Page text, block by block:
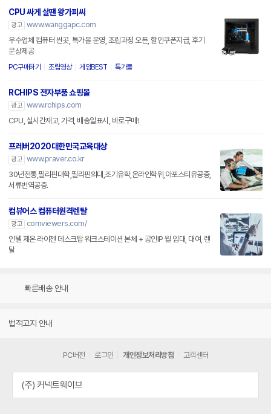
CPU 싸게 살땐 왕가피씨
광고 www.wanggapc.com
우수업체 컴퓨터 싼곳, 특가몰 운영, 조립과정 오픈, 할인쿠폰지급, 후기
문상제공
PC구매하기 조립영상 게임BEST 특가몰
RCHIPS 전자부품 쇼핑몰
광고 www.rchips.com
CPU, 실시간재고, 가격, 배송일표시, 바로구매!
프레버2020대한민국교육대상
광고 www.praver.co.kr
30년전통,필리핀대학,필리핀의대,조기유학,온라인학위,아포스티유공증,
서류번역공증.
컴뷰어스 컴퓨터원격렌탈
광고
comviewers.com/
인텔 제온 라이젠 데스크탑 워크스테이션 본체 + 공인IP 월 임대, 대여, 렌
탈
빠른배송 안내
법적고지 안내
PC버전 로그인 개인정보처리방침 고객센터
(주) 커넥트웨이브